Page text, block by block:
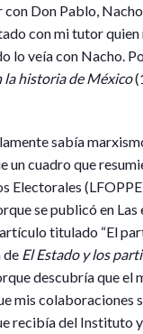
Don Pablo,
con mi tutor quien
lo veía con Nacho.
la historia de México
sabía
un cuadro que
Electorales
se publicó en Las
titulado “El
de El Estado y los
descubría que el
mis colaboraciones
recibía del Instituto